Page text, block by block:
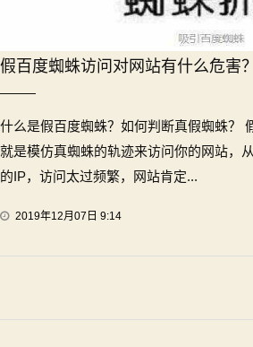
假百度蜘蛛访问对网站有什么危害？
什么是假百度蜘蛛？如何判断真假蜘蛛？
就是模仿真蜘蛛的轨迹来访问你的网站，
的IP，访问太过频繁，网站肯定...
2019年12月07日 9:14